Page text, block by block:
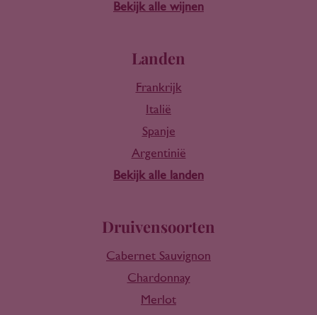
Bekijk alle wijnen
Landen
Frankrijk
Italië
Spanje
Argentinië
Bekijk alle landen
Druivensoorten
Cabernet Sauvignon
Chardonnay
Merlot